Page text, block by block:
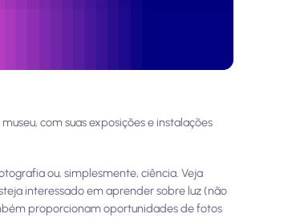
com suas exposições e instalações
ou, simplesmente, ciência. Veja
interessado em aprender sobre luz (não
proporcionam oportunidades de fotos